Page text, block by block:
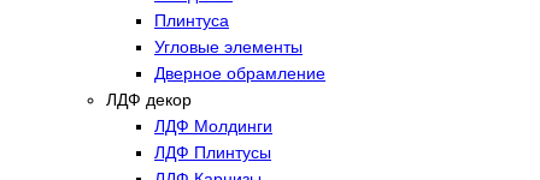
Плинтуса
Угловые элементы
Дверное обрамление
ЛДФ декор
ЛДФ Молдинги
ЛДФ Плинтусы